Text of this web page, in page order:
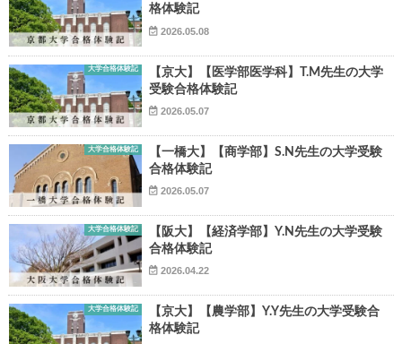
▶
格体験記
2026.05.08
大学合格体験記
【京大】【医学部医学科】T.M先生の大学
受験合格体験記
2026.05.07
大学合格体験記
【一橋大】【商学部】S.N先生の大学受験
合格体験記
2026.05.07
大学合格体験記
【阪大】【経済学部】Y.N先生の大学受験
合格体験記
2026.04.22
大学合格体験記
【京大】【農学部】Y.Y先生の大学受験合
格体験記